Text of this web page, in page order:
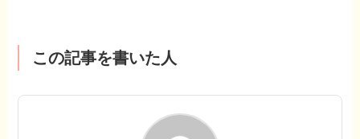
この記事を書いた人